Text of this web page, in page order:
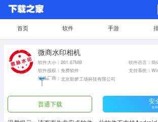
首页 软件 手游
微商水印相机
软件大小：261.67MB
软件语言：简
软件授权：免费软件
支持系统：
软件厂商： 北京助梦工场科技有限公司
普通下载 安
需